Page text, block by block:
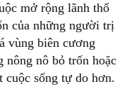
mở rộng lãnh thổ
của những người trị
vùng biên cương
nông nô bỏ trốn hoặc
sống tự do hơn.